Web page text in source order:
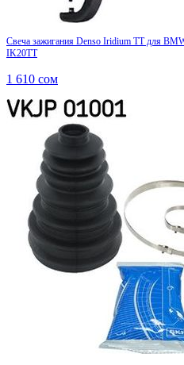
Свеча зажигания Denso Iridium TT для
IK20TT
1 610 сом